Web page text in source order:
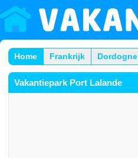
Home Frankrijk Dordogne
Vakantiepark Port Lalande